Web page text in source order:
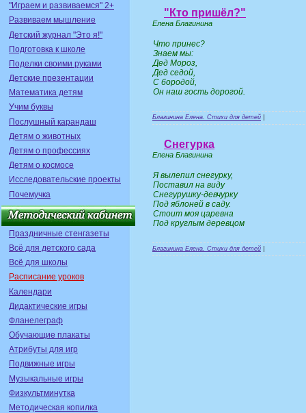
"Играем и развиваемся" 2+
Развиваем мышление
Детский журнал "Это я!"
Подготовка к школе
Поделки своими руками
Детские презентации
Математика детям
Учим буквы
Послушный карандаш
Детям о животных
Детям о профессиях
Детям о космосе
Исследовательские проекты
Почемучка
Праздничные стенгазеты
Всё для детского сада
Всё для школы
Расписание уроков
Календари
Дидактические игры
Фланелеграф
Обучающие плакаты
Атрибуты для игр
Подвижные игры
Музыкальные игры
Физкультминутка
Методическая копилка
"Кто пришёл?"
Елена Благинина
Что принес?
Знаем мы:
Дед Мороз,
Дед седой,
С бородой,
Он наш гость дорогой.
Благинина Елена. Стихи для детей
Снегурка
Елена Благинина
Я вылепил снегурку,
Поставил на виду
Снегурушку-девчурку
Под яблоней в саду.
Стоит моя царевна
Под круглым деревцом
Благинина Елена. Стихи для детей